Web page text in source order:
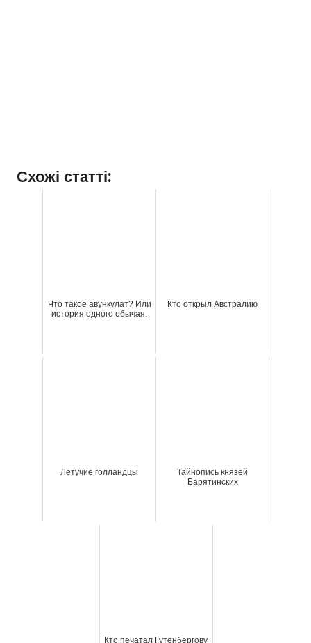
Схожі статті:
Что такое авункулат? Или
история одного обычая.
Кто открыл Австралию
Летучие голландцы
Тайнопись князей
Барятинских
Кто печатал Гутенбергову